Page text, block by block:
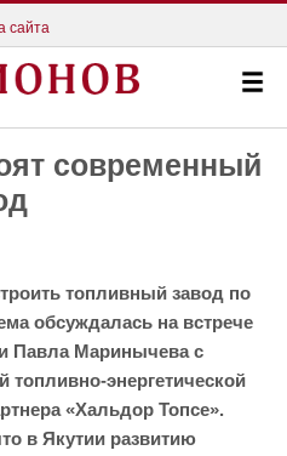
сайта
современный
топливный завод по
обсуждалась на встрече
Павла Маринычева с
топливно-энергетической
«Хальдор Топсе».
в Якутии развитию